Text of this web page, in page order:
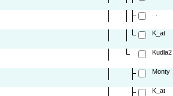
K_at
Kudla2
Monty
K_at